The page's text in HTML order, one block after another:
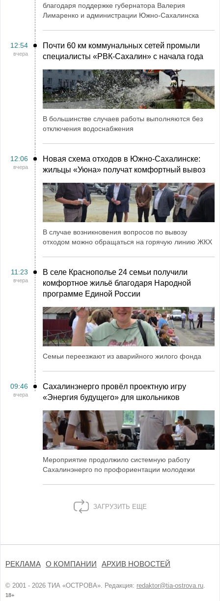
благодаря поддержке губернатора Валерия
Лимаренко и администрации Южно-Сахалинска
12:54
вчера
Почти 60 км коммунальных сетей промыли
специалисты «РВК‑Сахалин» с начала года
В большинстве случаев работы выполняются без
отключения водоснабжения
12:06
вчера
Новая схема отходов в Южно-Сахалинске:
жильцы «Уюна» получат комфортный вывоз
В случае возникновения вопросов по вывозу
отходом можно обращаться на горячую линию ЖКХ
11:23
вчера
В селе Краснополье 24 семьи получили
комфортное жильё благодаря Народной
программе Единой России
Семьи переезжают из аварийного жилого фонда
09:46
вчера
Сахалинэнерго провёл проектную игру
«Энергия будущего» для школьников
Мероприятие продолжило системную работу
Сахалинэнерго по профориентации молодежи
ЗАГРУЗИТЬ ЕЩЕ
РЕКЛАМА О КОМПАНИИ АРХИВ НОВОСТЕЙ
© 2001 - 2026 ТИА «ОСТРОВА». Редакция: redaktor@tia-ostrova.ru
18+